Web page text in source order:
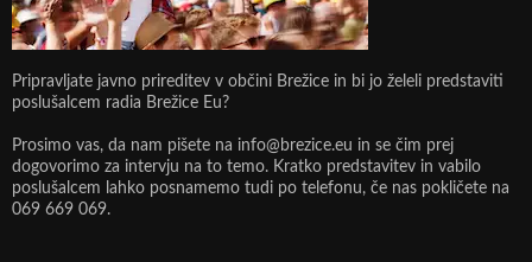
Pripravljate javno prireditev v občini Brežice in bi jo želeli predstaviti
poslušalcem radia Brežice Eu?
Prosimo vas, da nam pišete na info@brezice.eu in se čim prej
dogovorimo za intervju na to temo. Kratko predstavitev in vabilo
poslušalcem lahko posnamemo tudi po telefonu, če nas pokličete na
069 669 069.